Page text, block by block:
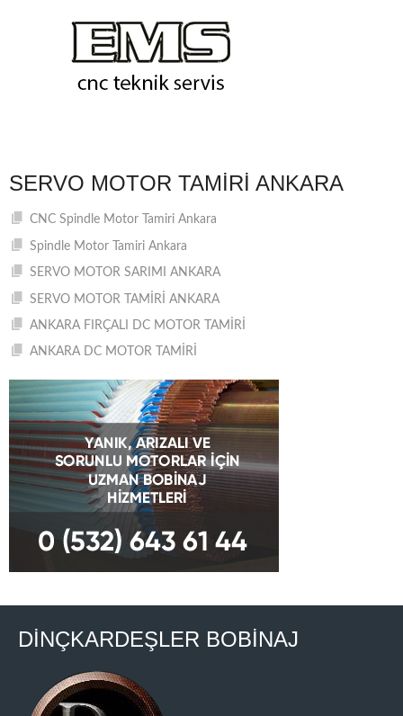
SERVO MOTOR TAMIRI ANKARA
CNC Spindle Motor Tamiri Ankara
Spindle Motor Tamiri Ankara
SERVO MOTOR SARIMI ANKARA
SERVO MOTOR TAMİRİ ANKARA
ANKARA FIRÇALI DC MOTOR TAMİRİ
ANKARA DC MOTOR TAMİRİ
DİNÇKARDEŞLER BOBİNAJ